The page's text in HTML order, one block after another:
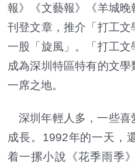
報》《文藝報》《羊城
刊登文章，推介「打工文
一股「旋風」。「打工文
成為深圳特區特有的文
一席之地。
深圳年輕人多，一些
成長。1992年的一天，
着一摞小說《花季雨季